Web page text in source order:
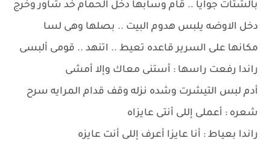
بالشتات جوايا .. قام وسابها دخل الحمام خد شاور وخرج
دخل الاوضه يلبس هدوم البيت .. بصلها وهى لسا
مكانها على السرير قاعده تعيط .. اتنهد .. قومى ألبسى
راندا رفعت راسها : أستنى معاك وإلا أمشى
أدم لبس التيشرت وشده نزله وقف قدام المرايه سرح
شعره : أعملى إللى أنتى عايزاه
راندا بعياط : أنا عايزا أعرف إللى أنت عايزه